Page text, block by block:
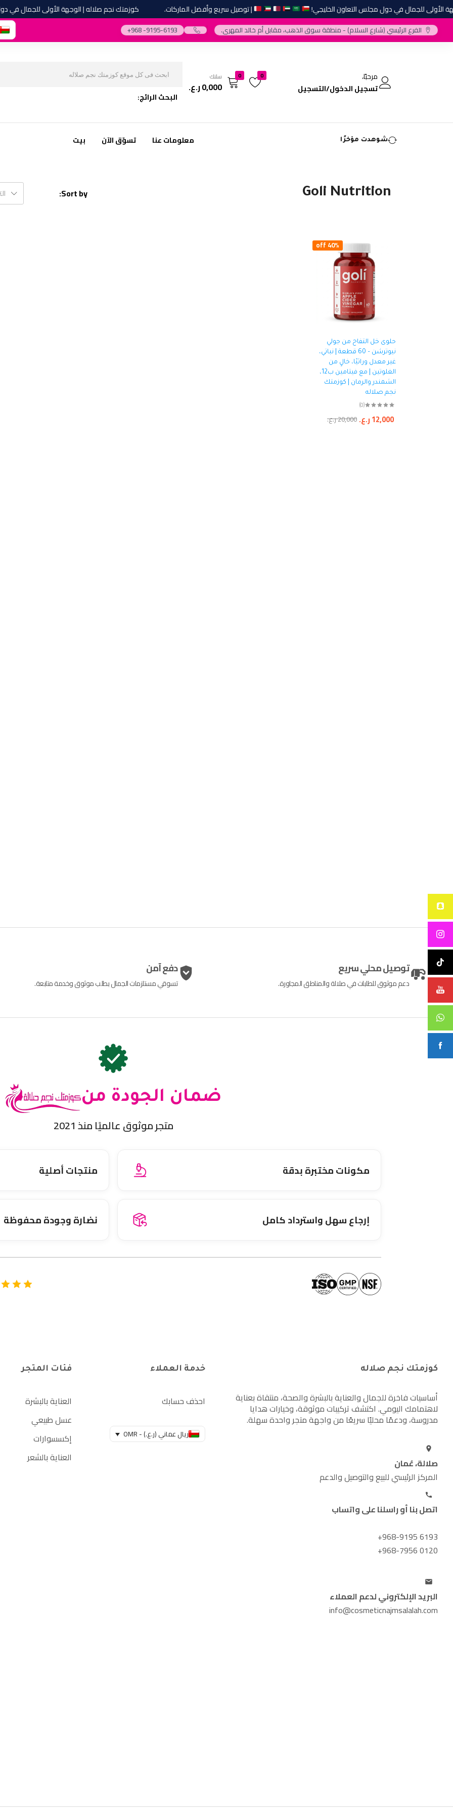
للجمال في دول مجلس التعاون الخليجي! | توصيل سريع وأفضل الماركات. كوزمتك نجم صلاله | الوجهة الأولى للجمال في
الفرع الرئيسي (شارع السلام) - منطقة سوق الذهب، مقابل أم خالد المهري. ‎+968 -9195-6193‎
البحث الرائج:
مرحبًا،
تسجيل الدخول/التسجيل
0
0 سلتك
0,000ر.ع.
بيت تسوّق الآن معلومات عنا شوهدت مؤخرًا
Goli Nutrition
Sort by:
40% off
حلوى خل التفاح من جولي
نيوترشن – 60 قطعة | نباتي،
غير معدل وراثيًا، خالٍ من
الغلوتين | مع فيتامين ب12،
الشمندر والرمان | كوزمتك
نجم صلاله
(0)
20,000ر.ع. 12,000ر.ع.
توصيل محلي سريع
دعم موثوق للطلبات في صلالة والمناطق المجاورة.
دفع آمن
تسوقي مستلزمات الجمال بطلب موثوق وخدمة متابعة.
ضمان الجودة من
متجر موثوق عالميًا منذ 2021
مكونات مختبرة بدقة منتجات أصلية
إرجاع سهل واسترداد كامل نضارة وجودة محفوظة
كوزمتك نجم صلاله
أساسيات فاخرة للجمال والعناية بالبشرة والصحة، منتقاة بعناية
لاهتمامك اليومي. اكتشف تركيبات موثوقة، وخيارات هدايا
مدروسة، ودعمًا محليًا سريعًا من واجهة متجر واحدة سهلة.
صلالة، عُمان
المركز الرئيسي للبيع والتوصيل والدعم
اتصل بنا أو راسلنا على واتساب
+968-9195 6193
+968-7956 0120
البريد الإلكتروني لدعم العملاء
info@cosmeticnajmsalalah.com
خدمة العملاء
احذف حسابك
ريال عماني (ر.ع.) - OMR
فئات المتجر
العناية بالبشرة
عسل طبيعي
إكسسوارات
العناية بالشعر